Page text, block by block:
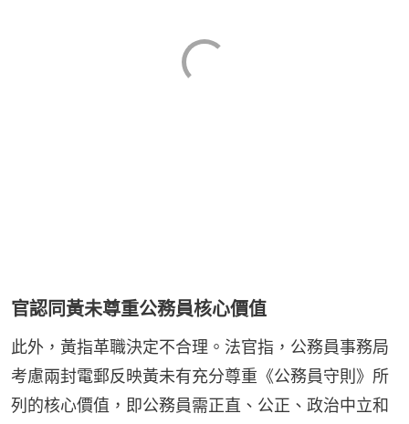
官認同黃未尊重公務員核心價值
此外，黃指革職決定不合理。法官指，公務員事務局
考慮兩封電郵反映黃未有充分尊重《公務員守則》所
列的核心價值，即公務員需正直、公正、政治中立和